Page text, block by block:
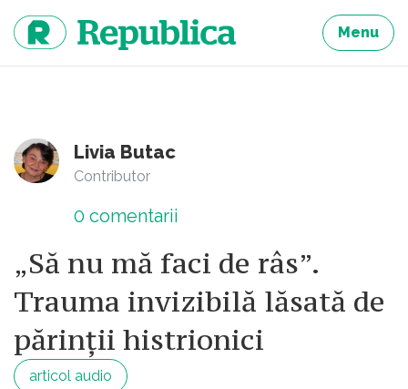
continut
Menu
Livia Butac
Contributor
0 comentarii
„Să nu mă faci de râs”.
Trauma invizibilă lăsată de
părinții histrionici
articol audio